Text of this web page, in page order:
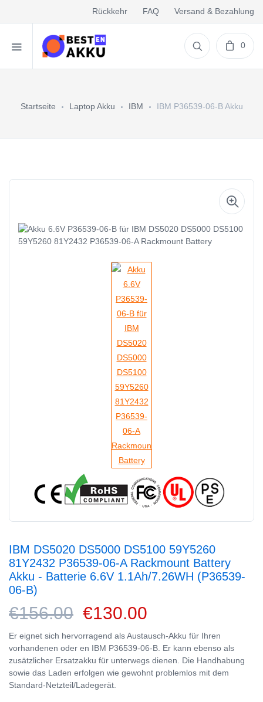
Rückkehr FAQ Versand & Bezahlung
0
Startseite Laptop Akku IBM IBM P36539-06-B Akku
IBM DS5020 DS5000 DS5100 59Y5260
81Y2432 P36539-06-A Rackmount Battery
Akku - Batterie 6.6V 1.1Ah/7.26WH (P36539-
06-B)
€156.00 €130.00
Er eignet sich hervorragend als Austausch-Akku für Ihren
vorhandenen oder en IBM P36539-06-B. Er kann ebenso als
zusätzlicher Ersatzakku für unterwegs dienen. Die Handhabung
sowie das Laden erfolgen wie gewohnt problemlos mit dem
Standard-Netzteil/Ladegerät.